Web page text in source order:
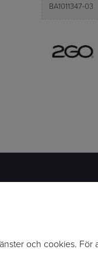
BA1011347-03
och cookies. För